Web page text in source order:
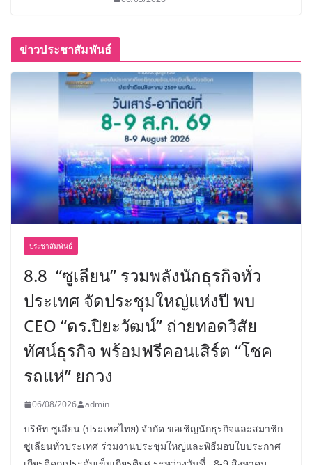
ข่าวประชาสัมพันธ์
ประชาสัมพันธ์
8.8 “ซูเลียน” รวมพลังนักธุรกิจทั่ว
ประเทศ จัดประชุมใหญ่แห่งปี พบ
CEO “ดร.ปิยะวัฒน์” ถ่ายทอดวิสัย
ทัศน์ธุรกิจ พร้อมฟรีคอนเสิร์ต “โชค
รถแห่” ยกวง
06/08/2026 admin
บริษัท ซูเลียน (ประเทศไทย) จำกัด ขอเชิญนักธุรกิจและสมาชิก
ซูเลียนทั่วประเทศ ร่วมงานประชุมใหญ่และพิธีมอบใบประกาศ